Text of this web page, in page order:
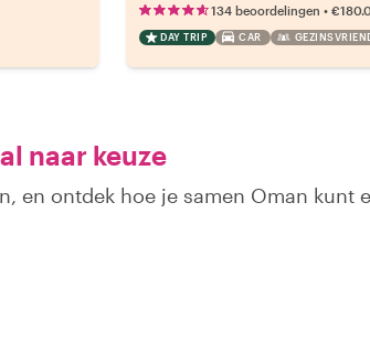
134 beoordelingen •
DAY TRIP CAR
naar keuze
en ontdek hoe je samen Oman kunt